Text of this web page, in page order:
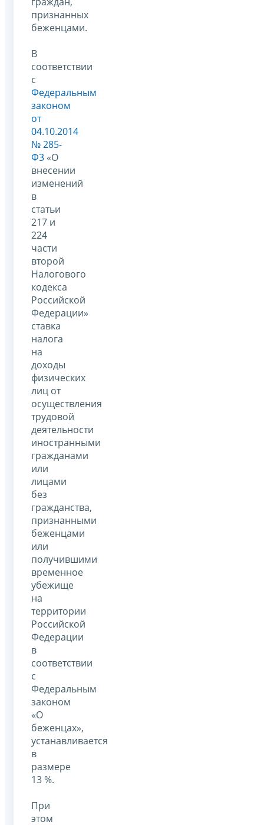
признанных
беженцами.
В
соответствии
с
Федеральным
законом
от
04.10.2014
№ 285-
Ф3 «О
внесении
изменений
в
статьи
217 и
224
части
второй
Налогового
кодекса
Российской
Федерации»
ставка
налога
на
доходы
физических
лиц от
осуществления
трудовой
деятельности
иностранными
гражданами
или
лицами
без
гражданства,
признанными
беженцами
или
получившими
временное
убежище
на
территории
Российской
Федерации
в
соответствии
с
Федеральным
законом
«О
беженцах»,
устанавливается
в
размере
13 %.
При
этом